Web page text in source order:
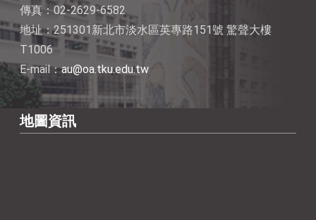
傳真：02-2629-6582
地址：251301新北市淡水區英專路151號 驚聲大樓
T1006
E-mail：au@oa.tku.edu.tw
地圖資訊